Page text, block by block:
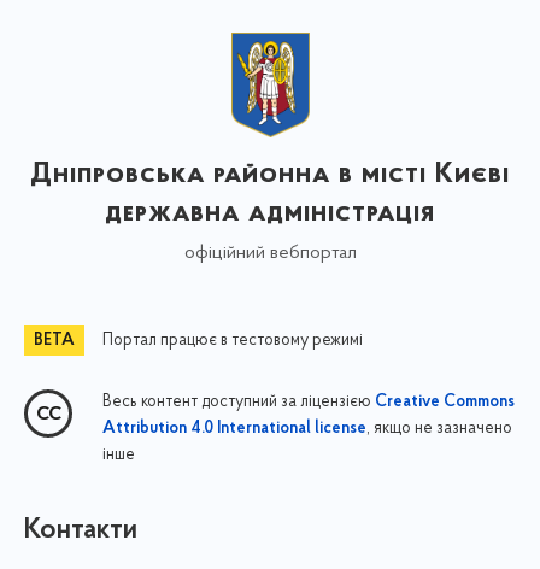
Дніпровська районна в місті Києві
державна адміністрація
офіційний вебпортал
Портал працює в тестовому режимі
Весь контент доступний за ліцензією Creative Commons
Attribution 4.0 International license, якщо не зазначено
інше
Контакти